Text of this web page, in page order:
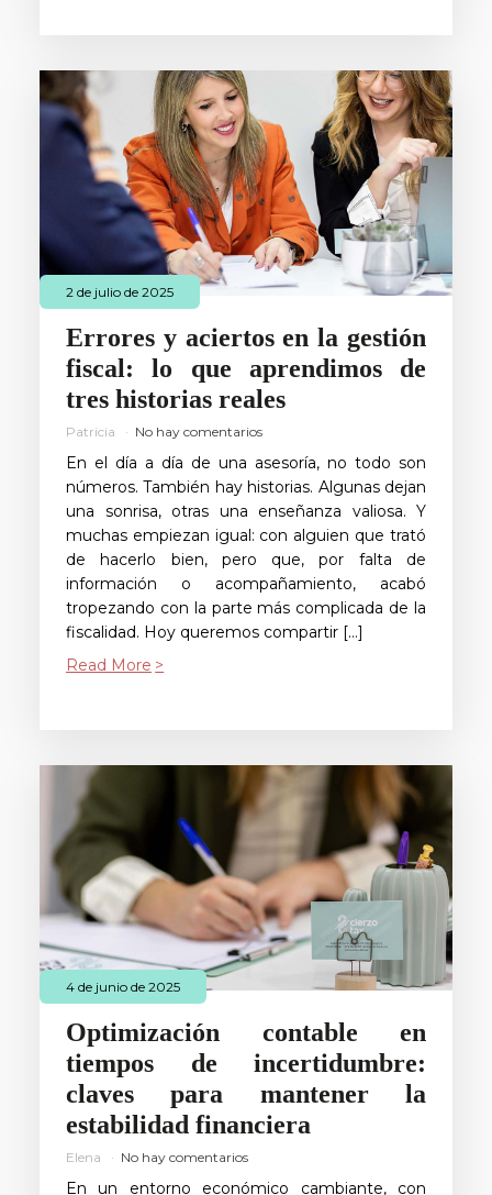
2 de julio de 2025
Errores y aciertos en la gestión
fiscal: lo que aprendimos de
tres historias reales
Patricia No hay comentarios
En el día a día de una asesoría, no todo son
números. También hay historias. Algunas dejan
una sonrisa, otras una enseñanza valiosa. Y
muchas empiezan igual: con alguien que trató
de hacerlo bien, pero que, por falta de
información o acompañamiento, acabó
tropezando con la parte más complicada de la
fiscalidad. Hoy queremos compartir […]
Read More
4 de junio de 2025
Optimización contable en
tiempos de incertidumbre:
claves para mantener la
estabilidad financiera
Elena No hay comentarios
En un entorno económico cambiante, con